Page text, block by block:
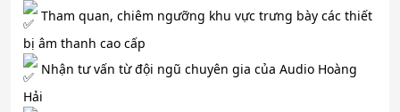
Tham quan, chiêm ngưỡng khu vực trưng bày các thiết
bị âm thanh cao cấp
Nhận tư vấn từ đội ngũ chuyên gia của Audio Hoàng
Hải